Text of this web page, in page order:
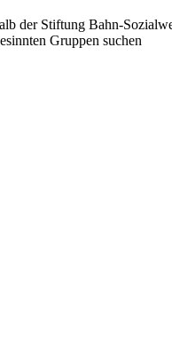
der Stiftung Bahn-
Gruppen suchen